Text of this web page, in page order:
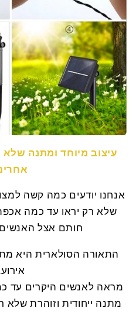
עיצוב מיוחד ומתנה
אנחנו יודעים כמה קשה
שלא רק יראו עד כמה
חותם אצל
התאורה הסולארית היא
אירוע.
מראה לאנשים היקרים עד
מתנה ייחודית וזוהרת שלא